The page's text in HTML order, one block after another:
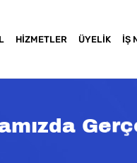
HIZMETLER ÜYELIK İŞ